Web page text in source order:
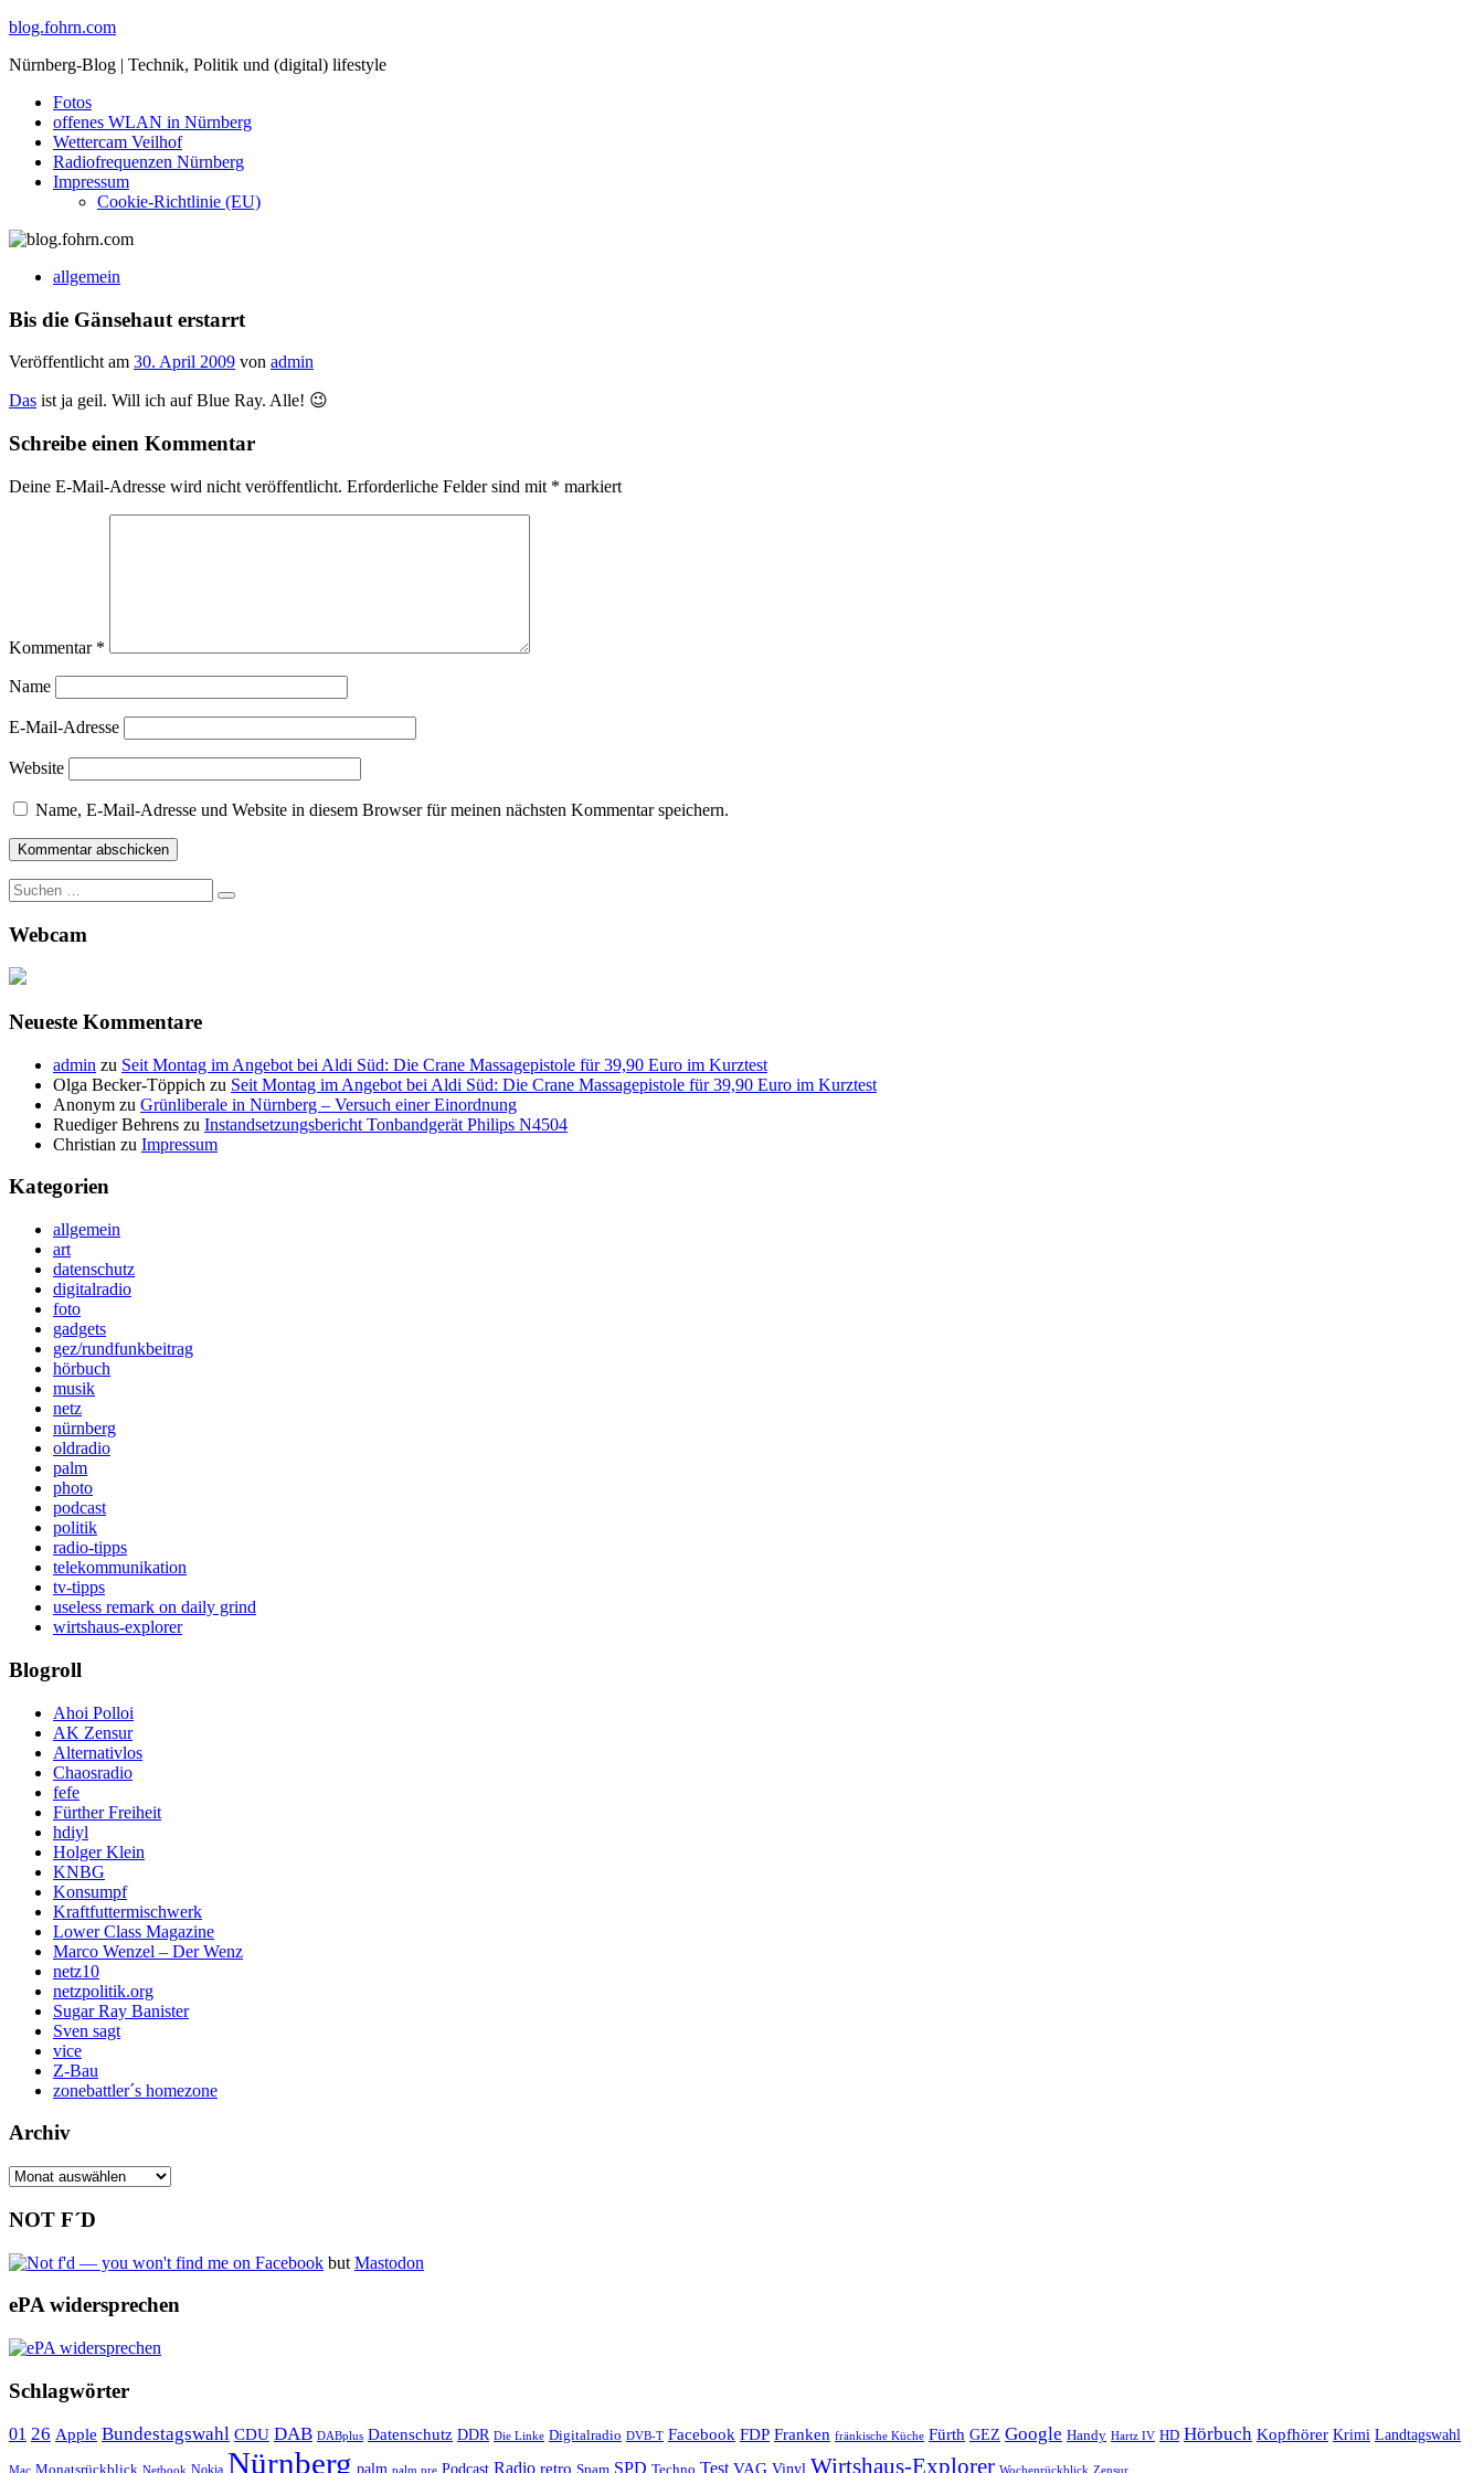
Skip
content
blog.fohrn.com
Nürnberg-Blog | Technik, Politik und (digital) lifestyle
Fotos
offenes WLAN in Nürnberg
Wettercam Veilhof
Radiofrequenzen Nürnberg
Impressum
Cookie-Richtlinie (EU)
allgemein
Bis die Gänsehaut erstarrt
Veröffentlicht am 30. April 2009 von admin
Das ist ja geil. Will ich auf Blue Ray. Alle! 😉
Schreibe einen Kommentar
Deine E-Mail-Adresse wird nicht veröffentlicht. Erforderliche Felder sind mit * markiert
Kommentar *
Name
E-Mail-Adresse
Website
Name, E-Mail-Adresse und Website in diesem Browser für meinen nächsten Kommentar speichern.
Suche
nach:
Webcam
Neueste Kommentare
admin zu Seit Montag im Angebot bei Aldi Süd: Die Crane Massagepistole für 39,90 Euro im Kurztest
Olga Becker-Töppich zu Seit Montag im Angebot bei Aldi Süd: Die Crane Massagepistole für 39,90 Euro im Kurztest
Anonym zu Grünliberale in Nürnberg – Versuch einer Einordnung
Ruediger Behrens zu Instandsetzungsbericht Tonbandgerät Philips N4504
Christian zu Impressum
Kategorien
allgemein
art
datenschutz
digitalradio
foto
gadgets
gez/rundfunkbeitrag
hörbuch
musik
netz
nürnberg
oldradio
palm
photo
podcast
politik
radio-tipps
telekommunikation
tv-tipps
useless remark on daily grind
wirtshaus-explorer
Blogroll
Ahoi Polloi
AK Zensur
Alternativlos
Chaosradio
fefe
Fürther Freiheit
hdiyl
Holger Klein
KNBG
Konsumpf
Kraftfuttermischwerk
Lower Class Magazine
Marco Wenzel – Der Wenz
netz10
netzpolitik.org
Sugar Ray Banister
Sven sagt
vice
Z-Bau
zonebattler´s homezone
Archiv
Archiv
NOT F´D
but Mastodon
ePA widersprechen
Schlagwörter
01 26 Apple Bundestagswahl CDU DAB DABplus Datenschutz DDR Die Linke Digitalradio DVB-T Facebook FDP Franken fränkische Küche Fürth GEZ Google Handy Hartz IV HD Hörbuch Kopfhörer Krimi Landtagswahl
Mac Monatsrückblick Netbook Nürnberg palm palm pre Podcast Radio retro SPD Techno Test VAG Vinyl Wirtshaus-Explorer Wochenrückblick Zensur